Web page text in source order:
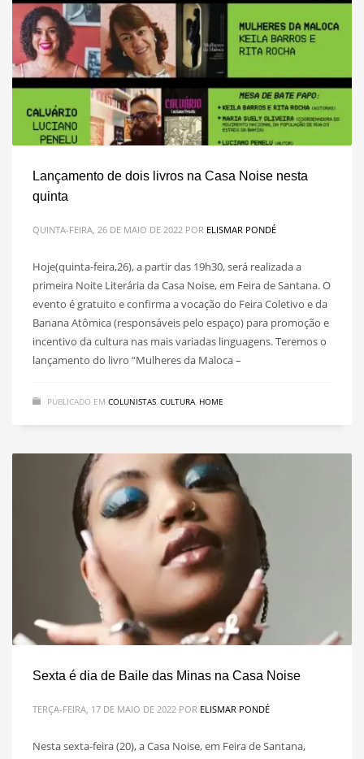
Lançamento de dois livros na Casa Noise nesta
quinta
QUINTA-FEIRA, 26 DE MAIO DE 2022 POR ELISMAR PONDÉ
Hoje(quinta-feira,26), a partir das 19h30, será realizada a
primeira Noite Literária da Casa Noise, em Feira de Santana. O
evento é gratuito e confirma a vocação do Feira Coletivo e da
Banana Atômica (responsáveis pelo espaço) para promoção e
incentivo da cultura nas mais variadas linguagens. Teremos o
lançamento do livro “Mulheres da Maloca –
PUBLICADO EM COLUNISTAS, CULTURA, HOME
Sexta é dia de Baile das Minas na Casa Noise
TERÇA-FEIRA, 17 DE MAIO DE 2022 POR ELISMAR PONDÉ
Nesta sexta-feira (20), a Casa Noise, em Feira de Santana,